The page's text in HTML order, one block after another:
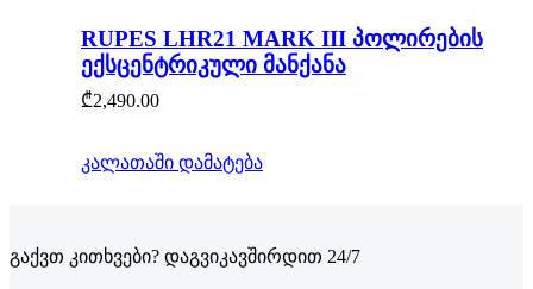
RUPES LHR21 MARK III პოლირების
ექსცენტრიკული მანქანა
₾2,490.00
კალათაში დამატება
გაქვთ კითხვები? დაგვიკავშირდით 24/7